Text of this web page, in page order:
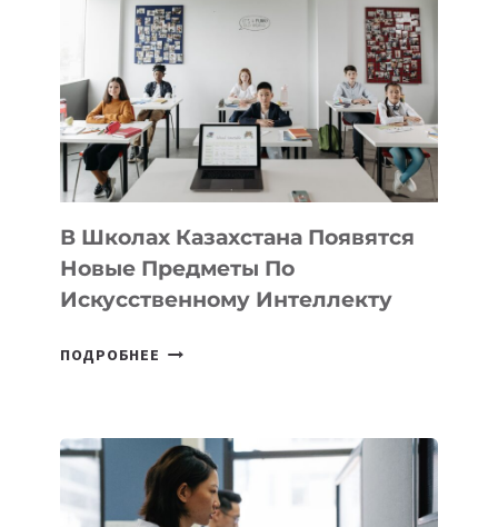
DEAL
VELOCITY
BY
MOST
—
МЕЖДУНАРОДНУЮ
ПРОГРАММУ
ДЛЯ
ТЕХНОЛОГИЧЕСКИХ
В Школах Казахстана Появятся
Новые Предметы По
Искусственному Интеллекту
ПОДРОБНЕЕ
НОВЫЕ
ПРЕДМЕТЫ
ПО